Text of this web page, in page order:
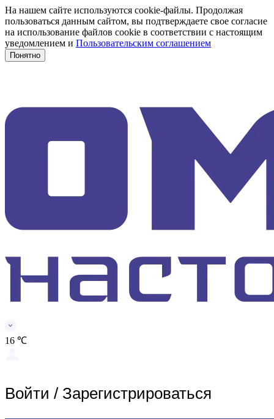
На нашем сайте используются cookie-файлы. Продолжая
пользоваться данным сайтом, вы подтверждаете свое согласие
на использование файлов cookie в соответствии с настоящим
уведомлением и Пользовательским соглашением
Понятно
16 ℃
Войти / Зарегистрироваться